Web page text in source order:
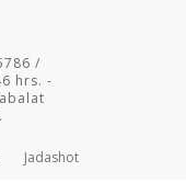
/
hrs. -
Jadashot